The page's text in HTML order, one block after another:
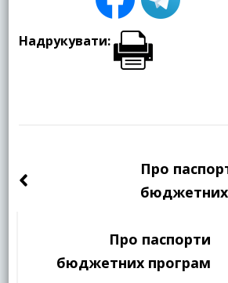
Надрукувати:
по
запису
Про
Про паспорти
бюджетних програм